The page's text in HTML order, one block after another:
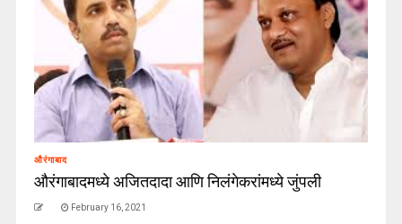
औरंगाबाद
औरंगाबादमध्ये अजितदादा आणि निलंगेकरांमध्ये जुंपली
February 16, 2021